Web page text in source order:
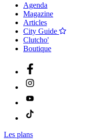
Agenda
Magazine
Articles
City Guide
Clutcho'
Boutique
Les plans